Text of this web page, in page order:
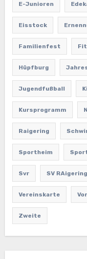
E-Junioren
Eisstock
Familienfest
Hüpfburg
Jugendfußball
Kursprogramm
Raigering
Sportheim
Svr SV RAigering
Vereinskarte
Zweite